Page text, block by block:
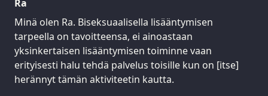
Ra
Minä olen Ra. Biseksuaalisella lisääntymisen
tarpeella on tavoitteensa, ei ainoastaan
yksinkertaisen lisääntymisen toiminne vaan
erityisesti halu tehdä palvelus toisille kun on [itse]
herännyt tämän aktiviteetin kautta.